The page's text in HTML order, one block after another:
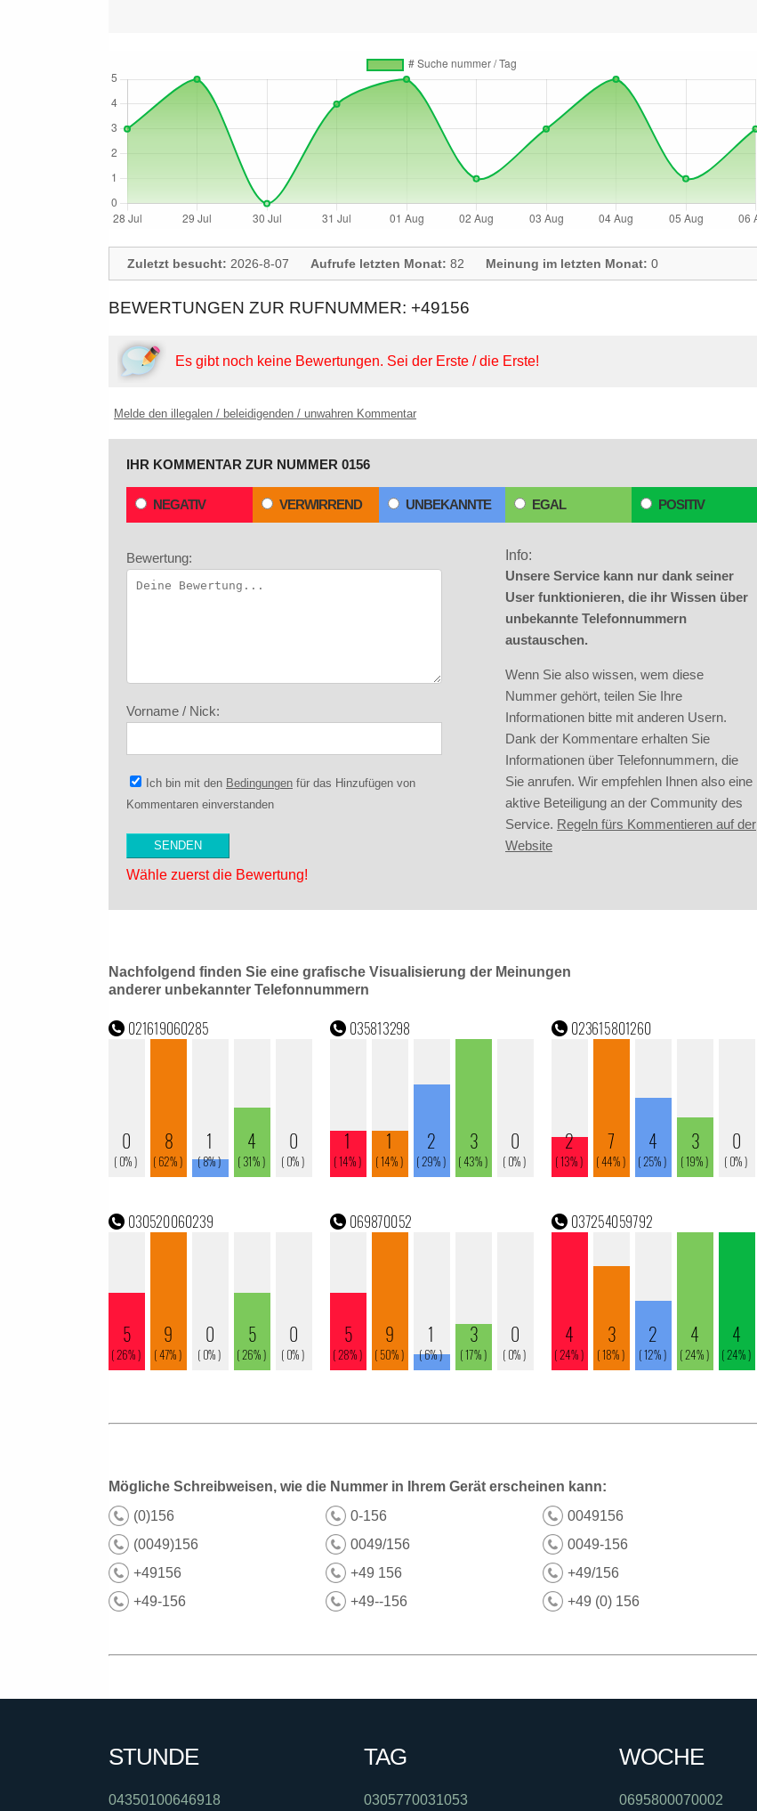
Zuletzt besucht: 2026-8-07 Aufrufe letzten Monat: 82 Meinung im letzten Monat: 0
BEWERTUNGEN ZUR RUFNUMMER: +49156
Es gibt noch keine Bewertungen. Sei der Erste / die Erste!
Melde den illegalen / beleidigenden / unwahren Kommentar
IHR KOMMENTAR ZUR NUMMER 0156
NEGATIV VERWIRREND UNBEKANNTE EGAL POSITIV
Bewertung:
Vorname / Nick:
Ich bin mit den Bedingungen für das Hinzufügen von
Kommentaren einverstanden
Wähle zuerst die Bewertung!
Info:
Unsere Service kann nur dank seiner
User funktionieren, die ihr Wissen über
unbekannte Telefonnummern
austauschen.
Wenn Sie also wissen, wem diese
Nummer gehört, teilen Sie Ihre
Informationen bitte mit anderen Usern.
Dank der Kommentare erhalten Sie
Informationen über Telefonnummern, die
Sie anrufen. Wir empfehlen Ihnen also eine
aktive Beteiligung an der Community des
Service. Regeln fürs Kommentieren auf der
Website
Nachfolgend finden Sie eine grafische Visualisierung der Meinungen
anderer unbekannter Telefonnummern
Mögliche Schreibweisen, wie die Nummer in Ihrem Gerät erscheinen kann:
(0)156
0-156
0049156
(0049)156
0049/156
0049-156
+49156
+49 156
+49/156
+49-156
+49--156 +49 (0) 156
STUNDE
04350100646918
TAG
0305770031053
WOCHE
0695800070002